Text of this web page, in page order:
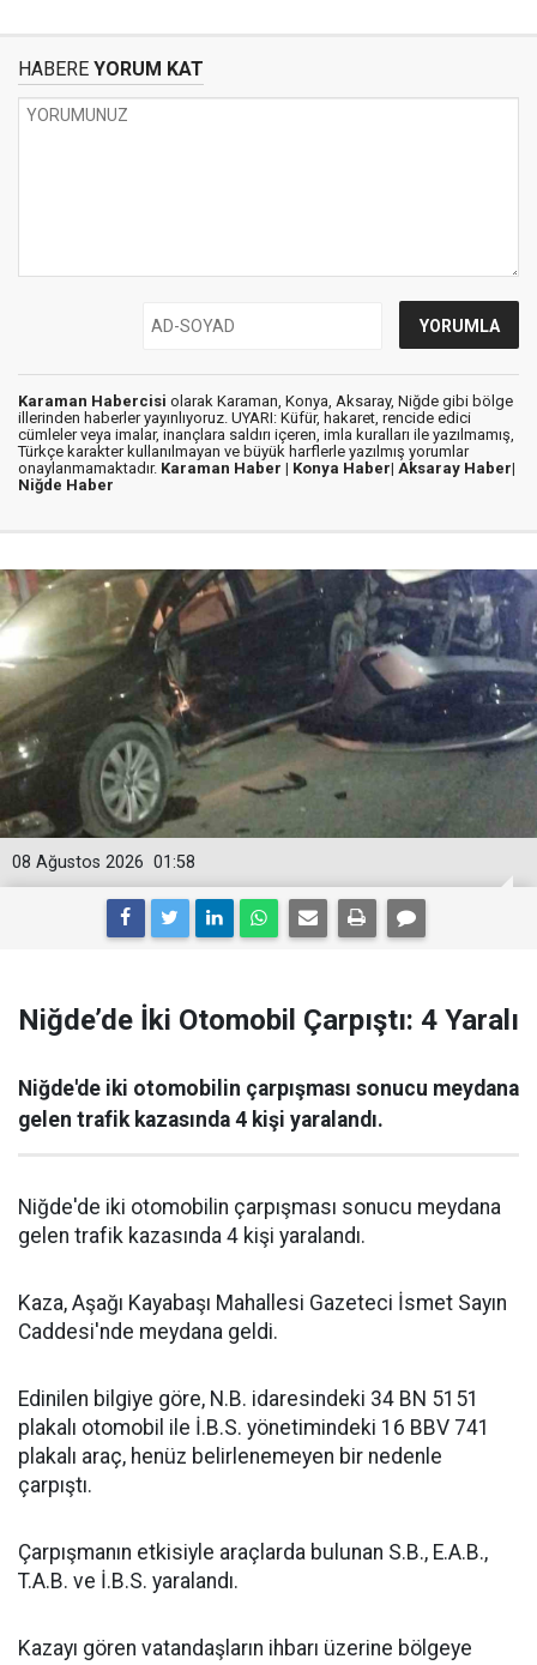
HABERE YORUM KAT
Karaman Habercisi olarak Karaman, Konya, Aksaray, Niğde gibi bölge
illerinden haberler yayınlıyoruz. UYARI: Küfür, hakaret, rencide edici
cümleler veya imalar, inançlara saldırı içeren, imla kuralları ile yazılmamış,
Türkçe karakter kullanılmayan ve büyük harflerle yazılmış yorumlar
onaylanmamaktadır. Karaman Haber | Konya Haber| Aksaray Haber|
Niğde Haber
01:58
08 Ağustos 2026
Niğde’de İki Otomobil Çarpıştı: 4 Yaralı
Niğde'de iki otomobilin çarpışması sonucu meydana
gelen trafik kazasında 4 kişi yaralandı.
Niğde'de iki otomobilin çarpışması sonucu meydana
gelen trafik kazasında 4 kişi yaralandı.
Kaza, Aşağı Kayabaşı Mahallesi Gazeteci İsmet Sayın
Caddesi'nde meydana geldi.
Edinilen bilgiye göre, N.B. idaresindeki 34 BN 5151
plakalı otomobil ile İ.B.S. yönetimindeki 16 BBV 741
plakalı araç, henüz belirlenemeyen bir nedenle
çarpıştı.
Çarpışmanın etkisiyle araçlarda bulunan S.B., E.A.B.,
T.A.B. ve İ.B.S. yaralandı.
Kazayı gören vatandaşların ihbarı üzerine bölgeye